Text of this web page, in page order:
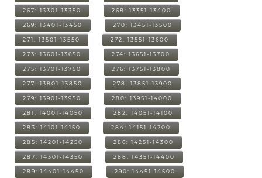
267: 13301-13350 268: 13351-13400
269: 13401-13450 270: 13451-13500
271: 13501-13550 272: 13551-13600
273: 13601-13650 274: 13651-13700
275: 13701-13750 276: 13751-13800
277: 13801-13850 278: 13851-13900
279: 13901-13950 280: 13951-14000
281: 14001-14050 282: 14051-14100
283: 14101-14150 284: 14151-14200
285: 14201-14250 286: 14251-14300
287: 14301-14350 288: 14351-14400
289: 14401-14450 290: 14451-14500